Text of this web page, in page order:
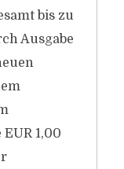
bis zu
Ausgabe
1,00